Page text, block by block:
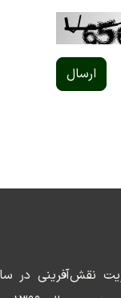
ارسال
نقش‌آفرینی